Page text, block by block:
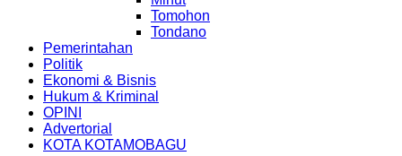
Tomohon
Tondano
Pemerintahan
Politik
Ekonomi & Bisnis
Hukum & Kriminal
OPINI
Advertorial
KOTA KOTAMOBAGU